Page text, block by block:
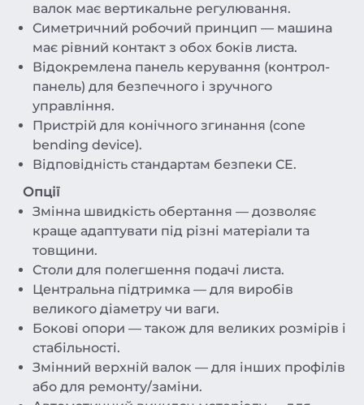
валок має вертикальне регулювання.
Симетричний робочий принцип — машина
має рівний контакт з обох боків листа.
Відокремлена панель керування (контрол-
панель) для безпечного і зручного
управління.
Пристрій для конічного згинання (cone
bending device).
Відповідність стандартам безпеки CE.
Опції
Змінна швидкість обертання — дозволяє
краще адаптувати під різні матеріали та
товщини.
Столи для полегшення подачі листа.
Центральна підтримка — для виробів
великого діаметру чи ваги.
Бокові опори — також для великих розмірів і
стабільності.
Змінний верхній валок — для інших профілів
або для ремонту/заміни.